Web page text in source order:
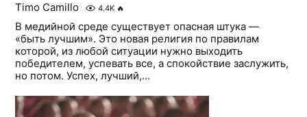
Timo Camillo 4.4K 🔥
В медийной среде существует опасная штука —
«быть лучшим». Это новая религия по правилам
которой, из любой ситуации нужно выходить
победителем, успевать все, а спокойствие заслужить,
но потом. Успех, лучший,...